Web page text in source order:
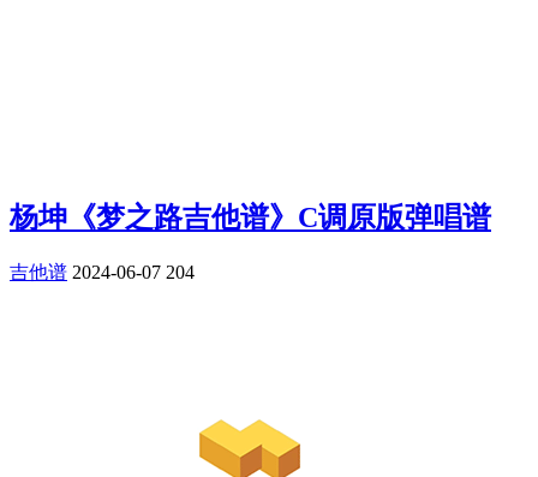
杨坤《梦之路吉他谱》C调原版弹唱谱
吉他谱 2024-06-07 204